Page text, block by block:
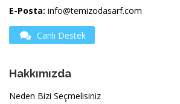
E-Posta: info@temizodasarf.com
Canlı Destek
Hakkımızda
Neden Bizi Seçmelisiniz